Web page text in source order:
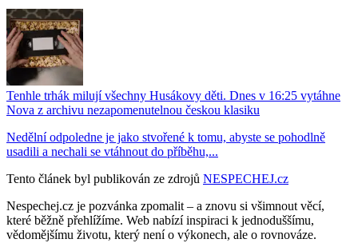
Tenhle trhák milují všechny Husákovy děti. Dnes v 16:25 vytáhne
Nova z archivu nezapomenutelnou českou klasiku
Nedělní odpoledne je jako stvořené k tomu, abyste se pohodlně
usadili a nechali se vtáhnout do příběhu,...
Tento článek byl publikován ze zdrojů NESPECHEJ.cz
Nespechej.cz je pozvánka zpomalit – a znovu si všimnout věcí,
které běžně přehlížíme. Web nabízí inspiraci k jednoduššímu,
vědomějšímu životu, který není o výkonech, ale o rovnováze.